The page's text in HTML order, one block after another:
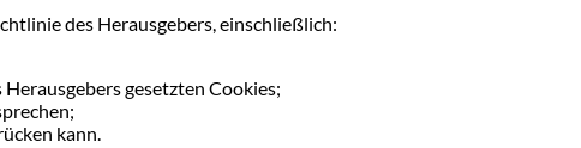
des Herausgebers, einschließlich:
gesetzten Cookies;
kann.